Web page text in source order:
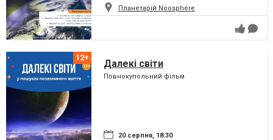
Планетарій Noosphere
Далекі світи
Повнокупольний фільм
20 серпня, 18:30